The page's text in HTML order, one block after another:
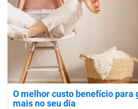
O melhor custo benefício para
mais no seu dia